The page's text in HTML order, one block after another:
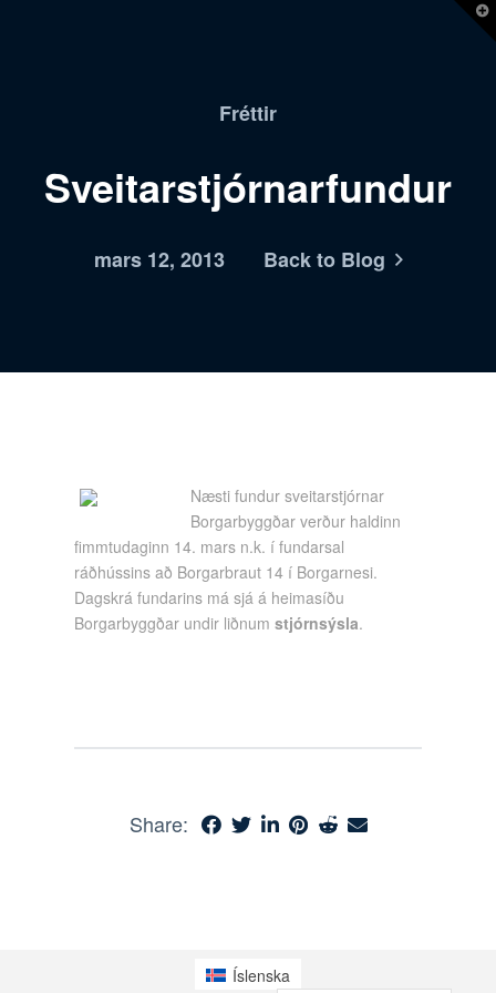
Fréttir
Sveitarstjórnarfundur
mars 12, 2013 Back to Blog
Næsti fundur sveitarstjórnar
Borgarbyggðar verður haldinn
fimmtudaginn 14. mars n.k. í fundarsal
ráðhússins að Borgarbraut 14 í Borgarnesi.
Dagskrá fundarins má sjá á heimasíðu
Borgarbyggðar undir liðnumstjórnsýsla.
Share:
Íslenska